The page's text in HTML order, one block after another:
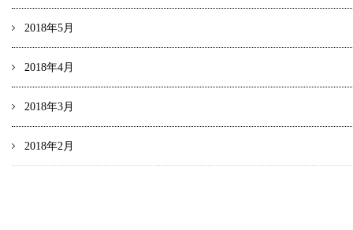
2018年5月
2018年4月
2018年3月
2018年2月